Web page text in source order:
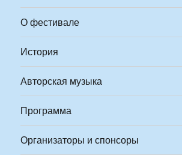
О фестивале
История
Авторская музыка
Программа
Организаторы и спонсоры